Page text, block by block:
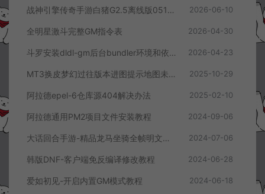
战神引擎传奇手游白猪G2.5离线版0513卡登录问题解决教程 2026-06-10
全明星激斗完整GM指令表 2026-04-30
斗罗安装dldl-gm后台bundler环境和依赖报错解决方案 2026-04-23
MT3换皮梦幻过往版本进图提示地图未开放解决办法 2025-10-29
阿拉德epel-6仓库源404解决办法 2025-02-10
阿拉德通用PM2项目文件安装教程 2024-09-06
大话回合手游-精品龙马坐骑全帧明文素材 2024-07-06
韩版DNF-客户端免反编译修改教程 2024-06-28
爱如初见-开启内置GM模式教程 2024-06-18